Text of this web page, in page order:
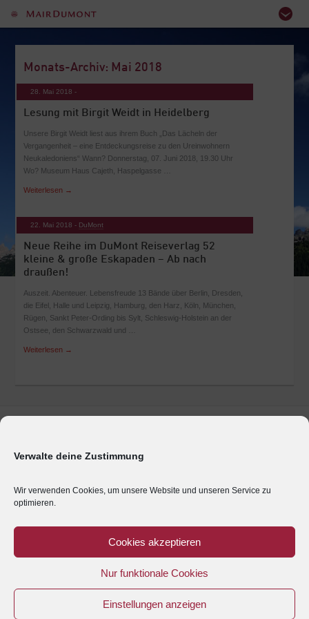
Verwalte deine Zustimmung
Wir verwenden Cookies, um unsere Website und unseren Service zu
optimieren.
Cookies akzeptieren
Nur funktionale Cookies
Einstellungen anzeigen
Monats-Archiv: Mai 2018
28. Mai 2018 -
Lesung mit Birgit Weidt in Heidelberg
Unsere Birgit Weidt liest aus ihrem Buch „Das Lächeln der
Vergangenheit – eine Entdeckungsreise zu den Ureinwohnern
Neukaledoniens“ Wann? Donnerstag, 07. Juni 2018, 19.30 Uhr
Wo? Museum Haus Cajeth, Haspelgasse …
Weiterlesen →
22. Mai 2018 - DuMont
Neue Reihe im DuMont Reiseverlag 52
kleine & große Eskapaden – Ab nach
draußen!
Auszeit. Abenteuer. Lebensfreude 13 Bände über Berlin, Dresden,
die Eifel, Halle und Leipzig, Hamburg, den Harz, Köln, München,
Rügen, Sankt Peter-Ording bis Sylt, Schleswig-Holstein an der
Ostsee, den Schwarzwald und …
Weiterlesen →
Presse
Anreise